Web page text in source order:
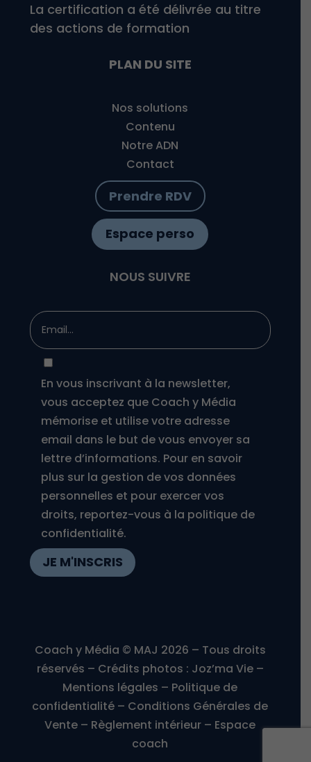
La certification a été délivrée au titre
des actions de formation
PLAN DU SITE
Nos solutions
Contenu
Notre ADN
Contact
Prendre RDV
Espace perso
NOUS SUIVRE
En vous inscrivant à la newsletter,
vous acceptez que Coach y Média
mémorise et utilise votre adresse
email dans le but de vous envoyer sa
lettre d’informations. Pour en savoir
plus sur la gestion de vos données
personnelles et pour exercer vos
droits, reportez-vous à la politique de
confidentialité.
JE M'INSCRIS
Coach y Média © MAJ 2026 – Tous droits
réservés – Crédits photos : Joz’ma Vie–
Mentions légales – Politique de
confidentialité – Conditions Générales de
Vente – Règlement intérieur – Espace
coach